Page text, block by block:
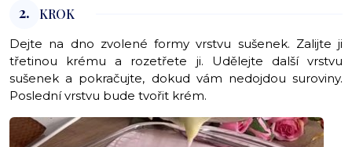
2. KROK
Dejte na dno zvolené formy vrstvu sušenek. Zalijte ji
třetinou krému a rozetřete ji. Udělejte další vrstvu
sušenek a pokračujte, dokud vám nedojdou suroviny.
Poslední vrstvu bude tvořit krém.